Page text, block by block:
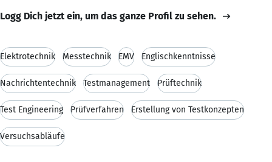
Logg Dich jetzt ein, um das ganze Profil zu sehen.
Elektrotechnik Messtechnik EMV Englischkenntnisse
Nachrichtentechnik Testmanagement Prüftechnik
Test Engineering Prüfverfahren Erstellung von Testkonzepten
Versuchsabläufe